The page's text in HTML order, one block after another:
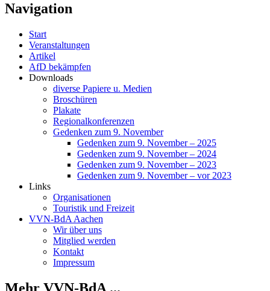
Navigation
Start
Veranstaltungen
Artikel
AfD bekämpfen
Downloads
diverse Papiere u. Medien
Broschüren
Plakate
Regionalkonferenzen
Gedenken zum 9. November
Gedenken zum 9. November – 2025
Gedenken zum 9. November – 2024
Gedenken zum 9. November – 2023
Gedenken zum 9. November – vor 2023
Links
Organisationen
Touristik und Freizeit
VVN-BdA Aachen
Wir über uns
Mitglied werden
Kontakt
Impressum